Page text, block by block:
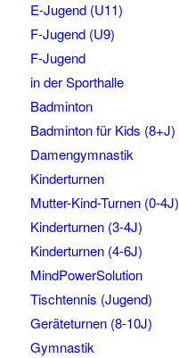
E-Jugend (U11)
F-Jugend (U9)
F-Jugend
in der Sporthalle
Badminton
Badminton für Kids (8+J)
Damengymnastik
Kinderturnen
Mutter-Kind-Turnen (0-4J)
Kinderturnen (3-4J)
Kinderturnen (4-6J)
MindPowerSolution
Tischtennis (Jugend)
Geräteturnen (8-10J)
Gymnastik